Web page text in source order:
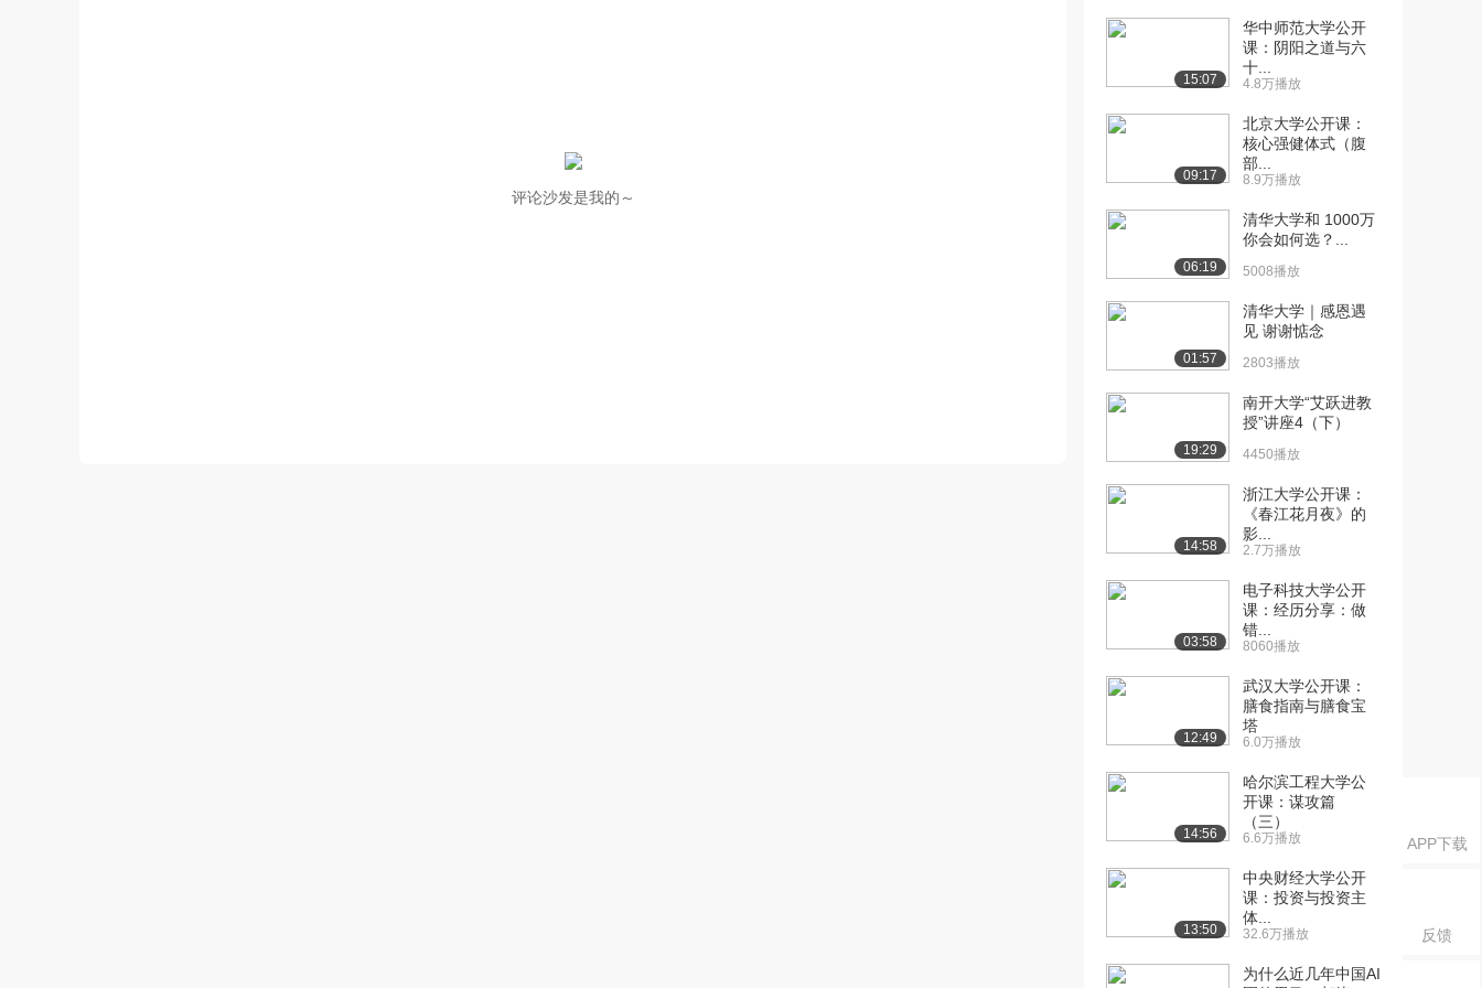
APP下载
反馈
评论沙发是我的～
[10] 清华大学公开课：2.2
17:21
[11] 清华大学公开课：3.1
10:26
[12] 清华大学公开课：3.2
11:25
[13] 清华大学公开课：3.3
连续内存分...
12:14
[14] 清华大学公开课：3.4
连续内存分...
非连续内存...
非连续内存...
[17] 清华大学公开课：4.3
非连续内存...
4.7万播放
[18] 清华大学公开课：4.4
3.7万播放
[19] 清华大学公开课：4.5
3.7万播放
[20] 清华大学公开课：5.1
虚拟内存的...
4.0万播放
15:07
华中师范大学公开
课：阴阳之道与六
十...
4.8万播放
09:17
北京大学公开课：
核心强健体式（腹
部...
8.9万播放
06:19
清华大学和 1000万
你会如何选？...
5008播放
01:57
清华大学｜感恩遇
见 谢谢惦念
2803播放
19:29
南开大学“艾跃进教
授”讲座4（下）
4450播放
14:58
浙江大学公开课：
《春江花月夜》的
影...
2.7万播放
03:58
电子科技大学公开
课：经历分享：做
错...
8060播放
12:49
武汉大学公开课：
膳食指南与膳食宝
塔
6.0万播放
14:56
哈尔滨工程大学公
开课：谋攻篇
（三）
6.6万播放
13:50
中央财经大学公开
课：投资与投资主
体...
32.6万播放
为什么近几年中国AI